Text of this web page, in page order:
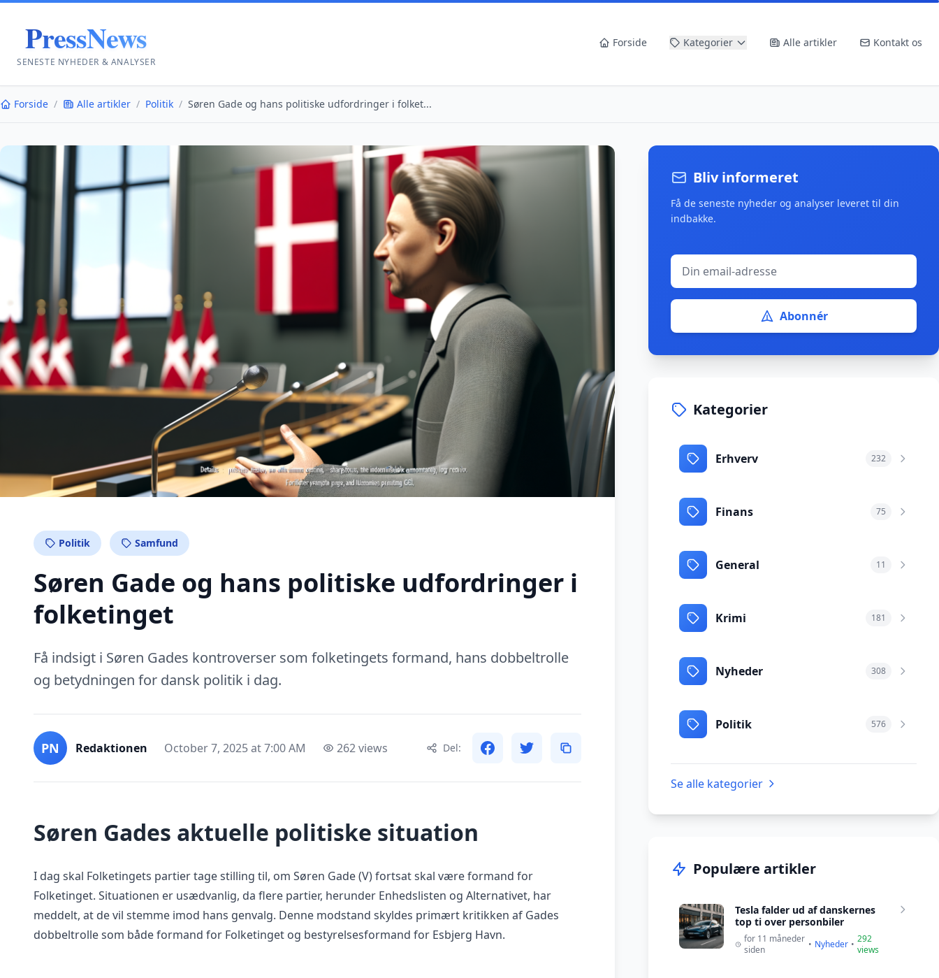
PressNews
SENESTE NYHEDER & ANALYSER
Forside Kategorier Alle artikler Kontakt os
Forside / Alle artikler / Politik / Søren Gade og hans politiske udfordringer i folket...
Politik Samfund
Søren Gade og hans politiske udfordringer i
folketinget
Få indsigt i Søren Gades kontroverser som folketingets formand, hans dobbeltrolle
og betydningen for dansk politik i dag.
PN Redaktionen October 7, 2025 at 7:00 AM 262 views Del:
Søren Gades aktuelle politiske situation
I dag skal Folketingets partier tage stilling til, om Søren Gade (V) fortsat skal være formand for
Folketinget. Situationen er usædvanlig, da flere partier, herunder Enhedslisten og Alternativet, har
meddelt, at de vil stemme imod hans genvalg. Denne modstand skyldes primært kritikken af Gades
dobbeltrolle som både formand for Folketinget og bestyrelsesformand for Esbjerg Havn.
Bliv informeret
Få de seneste nyheder og analyser leveret til din
indbakke.
Abonnér
Kategorier
Erhverv 232
Finans 75
General 11
Krimi 181
Nyheder 308
Politik 576
Se alle kategorier
Populære artikler
Tesla falder ud af danskernes
top ti over personbiler
for 11 måneder
siden
• Nyheder • 292
views